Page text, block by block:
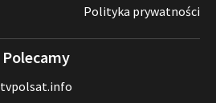
Polityka prywatności
Polecamy
tvpolsat.info